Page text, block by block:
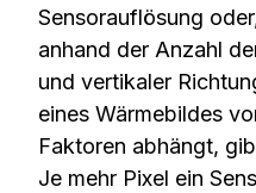
Sensorauflösung
anhand der Anzahl
und vertikaler
eines Wärmebildes
Faktoren abhängt,
Je mehr Pixel ein